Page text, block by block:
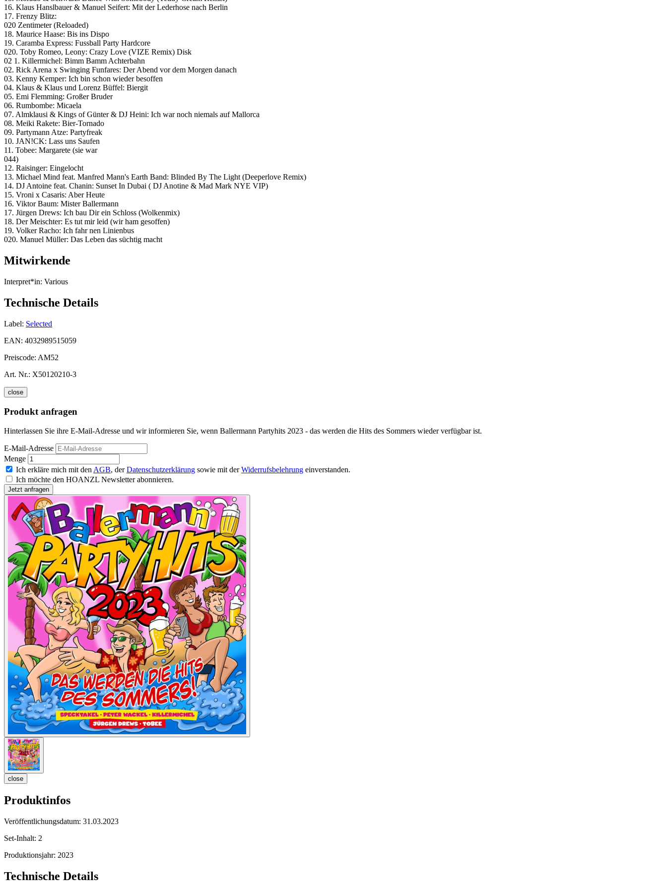
16. Klaus Hanslbauer & Manuel Seifert: Mit der Lederhose nach Berlin
17. Frenzy Blitz:
020 Zentimeter (Reloaded)
18. Maurice Haase: Bis ins Dispo
19. Caramba Express: Fussball Party Hardcore
020. Toby Romeo, Leony: Crazy Love (VIZE Remix) Disk
02 1. Killermichel: Bimm Bamm Achterbahn
02. Rick Arena x Swinging Funfares: Der Abend vor dem Morgen danach
03. Kenny Kemper: Ich bin schon wieder besoffen
04. Klaus & Klaus und Lorenz Büffel: Biergit
05. Emi Flemming: Großer Bruder
06. Rumbombe: Micaela
07. Almklausi & Kings of Günter & DJ Heini: Ich war noch niemals auf Mallorca
08. Meiki Rakete: Bier-Tornado
09. Partymann Atze: Partyfreak
10. JAN!CK: Lass uns Saufen
11. Tobee: Margarete (sie war
044)
12. Raisinger: Eingelocht
13. Michael Mind feat. Manfred Mann's Earth Band: Blinded By The Light (Deeperlove Remix)
14. DJ Antoine feat. Chanin: Sunset In Dubai ( DJ Anotine & Mad Mark NYE VIP)
15. Vroni x Casaris: Aber Heute
16. Viktor Baum: Mister Ballermann
17. Jürgen Drews: Ich bau Dir ein Schloss (Wolkenmix)
18. Der Meischter: Es tut mir leid (wir ham gesoffen)
19. Volker Racho: Ich fahr nen Linienbus
020. Manuel Müller: Das Leben das süchtig macht
Mitwirkende
Interpret*in: Various
Technische Details
Label: Selected
EAN: 4032989515059
Preiscode: AM52
Art. Nr.: X50120210-3
close
Produkt anfragen
Hinterlassen Sie ihre E-Mail-Adresse und wir informieren Sie, wenn Ballermann Partyhits 2023 - das werden die Hits des Sommers wieder verfügbar ist.
E-Mail-Adresse
Menge
Ich erkläre mich mit den AGB, derDatenschutzerklärung sowie mit derWiderrufsbelehrung einverstanden.
Ich möchte den HOANZL Newsletter abonnieren.
close
Produktinfos
Veröffentlichungsdatum: 31.03.2023
Set-Inhalt: 2
Produktionsjahr: 2023
Technische Details